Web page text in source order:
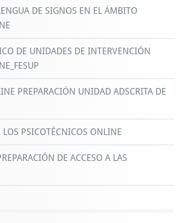
DE SIGNOS EN EL ÁMBITO
DE UNIDADES DE INTERVENCIÓN
PREPARACIÓN UNIDAD ADSCRITA DE
PSICOTÉCNICOS ONLINE
DE ACCESO A LAS